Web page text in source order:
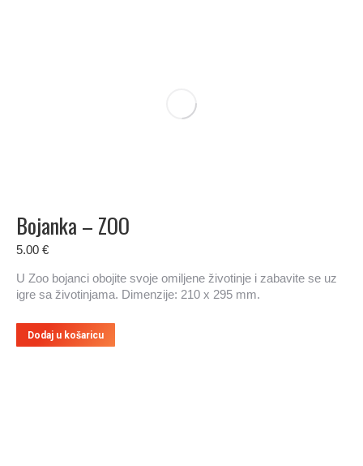
Bojanka – ZOO
5.00 €
U Zoo bojanci obojite svoje omiljene životinje i zabavite se uz
igre sa životinjama. Dimenzije: 210 x 295 mm.
Dodaj u košaricu